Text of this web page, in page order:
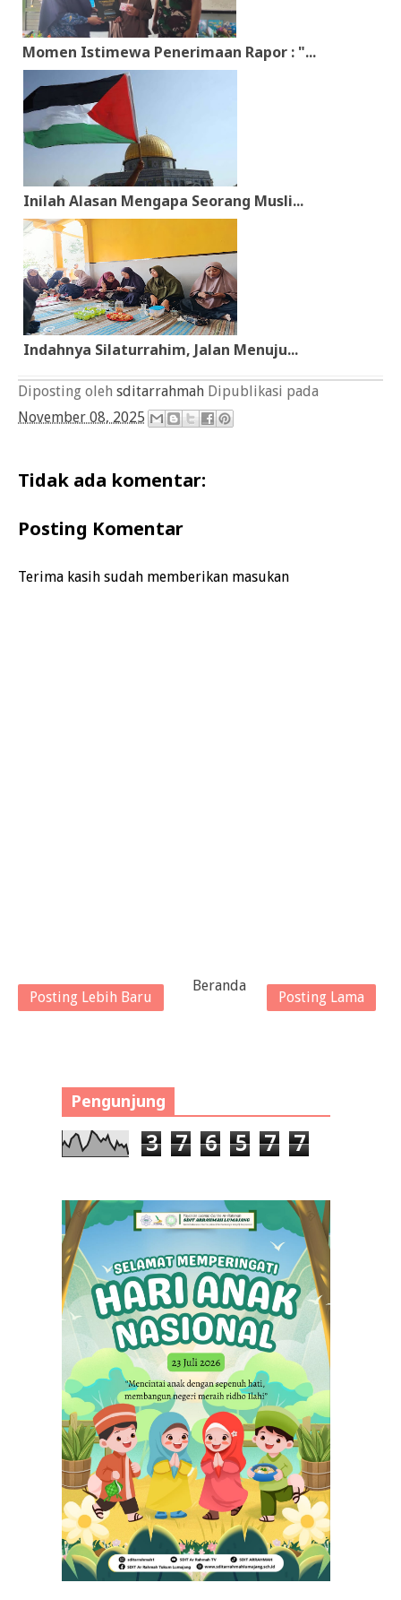
Momen Istimewa Penerimaan Rapor : "...
Inilah Alasan Mengapa Seorang Musli...
Indahnya Silaturrahim, Jalan Menuju...
Diposting oleh sditarrahmah Dipublikasi pada
November 08, 2025
Tidak ada komentar:
Posting Komentar
Terima kasih sudah memberikan masukan
Posting Lebih Baru Posting Lama
Beranda
Pengunjung
3 7 6 5 7 7